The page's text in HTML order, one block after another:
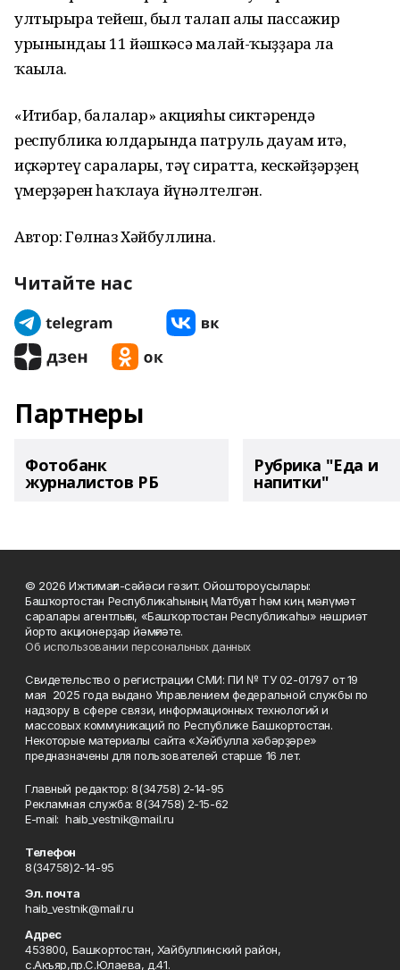
ултырырға тейеш, был талап алғы пассажир
урынындағы 11 йәшкәсә малай-ҡыҙҙарға ла
ҡағыла.
«Иғтибар, балалар» акцияһы сиктәрендә
республика юлдарында патруль дауам итә,
иҫкәртеү саралары, тәү сиратта, кескәйҙәрҙең
ғүмерҙәрен һаҡлауға йүнәлтелгән.
Автор: Гөлназ Хәйбуллина.
Читайте нас
Партнеры
Фотобанк
журналистов РБ
Рубрика "Еда и
напитки"
© 2026 Ижтимағи-сәйәси гәзит. Ойоштороусылары:
Башҡортостан Республикаһының Матбуғат һәм киң мәғлүмәт
саралары агентлығы, «Башҡортостан Республикаһы» нәшриәт
йорто акционерҙар йәмғиәте.
Об использовании персональных данных
Свидетельство о регистрации СМИ: ПИ № ТУ 02-01797 от 19
мая 2025 года выдано Управлением федеральной службы по
надзору в сфере связи, информационных технологий и
массовых коммуникаций по Республике Башкортостан.
Некоторые материалы сайта «Хәйбулла хәбәрҙәре»
предназначены для пользователей старше 16 лет.
Главный редактор: 8(34758) 2-14-95
Рекламная служба: 8(34758) 2-15-62
Е-mаil: haib_vestnik@mail.ru
Телефон
8(34758)2-14-95
Эл. почта
haib_vestnik@mail.ru
Адрес
453800, Башкортостан, Хайбуллинский район,
с.Акъяр,пр.С.Юлаева, д.41.